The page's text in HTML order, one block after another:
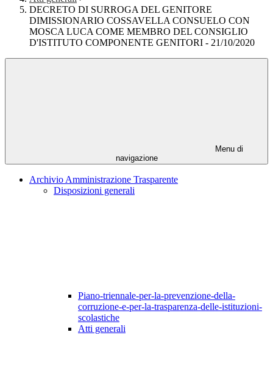
DECRETO DI SURROGA DEL GENITORE
DIMISSIONARIO COSSAVELLA CONSUELO CON
MOSCA LUCA COME MEMBRO DEL CONSIGLIO
D'ISTITUTO COMPONENTE GENITORI - 21/10/2020
Menu di
navigazione
Archivio Amministrazione Trasparente
Disposizioni generali
Piano-triennale-per-la-prevenzione-della-
corruzione-e-per-la-trasparenza-delle-istituzioni-
scolastiche
Atti generali